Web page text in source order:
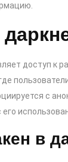
доступ к
с
в